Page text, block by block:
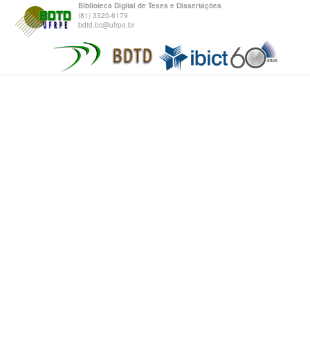
Biblioteca Digital de Teses e Dissertações
(81) 3320-6179
bdtd.bc@ufrpe.br